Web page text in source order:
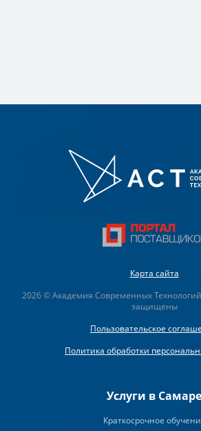
Карта сайта
2026 © Академия Современных
защищены
Пользовательское
Политика обработки
Услуги в Самаре
Краткосрочное